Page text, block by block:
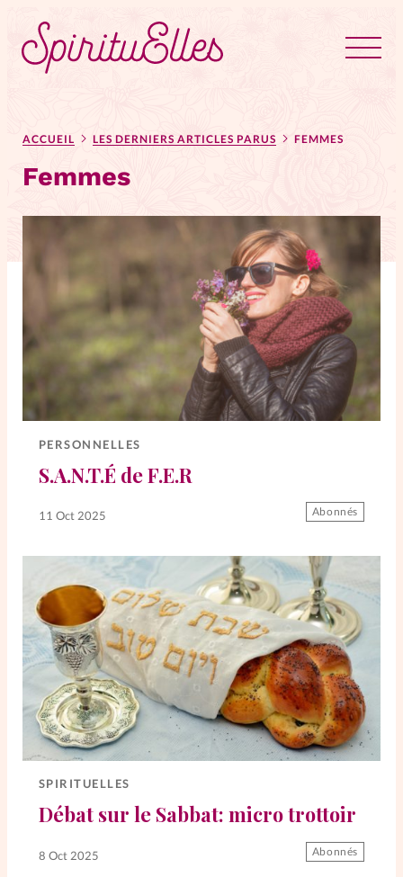
Tous les articles
Actus
Astuces
Bible
Chroniques
Dossiers
Edito
Elles nous inspirent
Entre4yeux
Lifestyle
Littérature
PersonnElles
RelationnElles
Shopping Spi
Si(x) simple de...
SpirituElles
Vive la famille
ACCUEIL LES DERNIERS ARTICLES PARUS FEMMES
Femmes
PERSONNELLES
S.A.N.T.É de F.E.R
11 Oct 2025 Abonnés
SPIRITUELLES
Débat sur le Sabbat: micro trottoir
8 Oct 2025 Abonnés